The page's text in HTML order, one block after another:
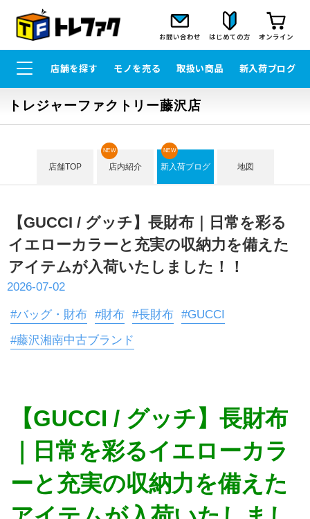
お問い合わせ はじめての方 オンライン
店舗を探す モノを売る 取扱い商品 新入荷ブログ
トレジャーファクトリー藤沢店
店舗TOP 店内紹介
NEW
新入荷ブログ
NEW
地図
【GUCCI / グッチ】長財布｜日常を彩る
イエローカラーと充実の収納力を備えた
アイテムが入荷いたしました！！
2026-07-02
#バッグ・財布 #財布 #長財布 #GUCCI
#藤沢湘南中古ブランド
【GUCCI / グッチ】長財布
｜日常を彩るイエローカラ
ーと充実の収納力を備えた